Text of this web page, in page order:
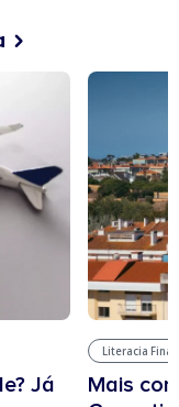
Já
Literacia
Mais